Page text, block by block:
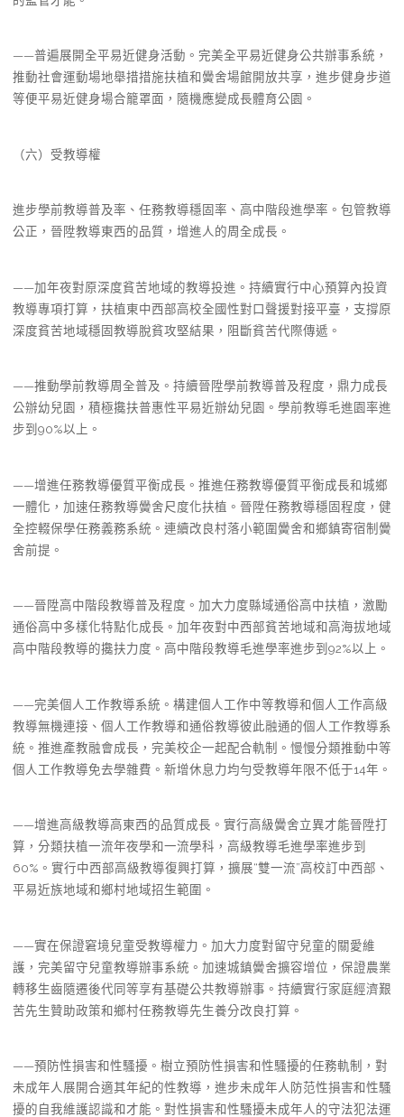
——普遍展開全平易近健身活動。完美全平易近健身公共辦事系統，
推動社會運動場地舉措措施扶植和黌舍場館開放共享，進步健身步道
等便平易近健身場合籠罩面，隨機應變成長體育公園。
（六）受教導權
進步學前教導普及率、任務教導穩固率、高中階段進學率。包管教導
公正，晉陞教導東西的品質，增進人的周全成長。
——加年夜對原深度貧苦地域的教導投進。持續實行中心預算內投資
教導專項打算，扶植東中西部高校全國性對口聲援對接平臺，支撐原
深度貧苦地域穩固教導脫貧攻堅結果，阻斷貧苦代際傳遞。
——推動學前教導周全普及。持續晉陞學前教導普及程度，鼎力成長
公辦幼兒園，積極攙扶普惠性平易近辦幼兒園。學前教導毛進園率進
步到90%以上。
——增進任務教導優質平衡成長。推進任務教導優質平衡成長和城鄉
一體化，加速任務教導黌舍尺度化扶植。晉陞任務教導穩固程度，健
全控輟保學任務義務系統。連續改良村落小範圍黌舍和鄉鎮寄宿制黌
舍前提。
——晉陞高中階段教導普及程度。加大力度縣域通俗高中扶植，激勵
通俗高中多樣化特點化成長。加年夜對中西部貧苦地域和高海拔地域
高中階段教導的攙扶力度。高中階段教導毛進學率進步到92%以上。
——完美個人工作教導系統。構建個人工作中等教導和個人工作高級
教導無機連接、個人工作教導和通俗教導彼此融通的個人工作教導系
統。推進產教融會成長，完美校企一起配合軌制。慢慢分類推動中等
個人工作教導免去學雜費。新增休息力均勻受教導年限不低于14年。
——增進高級教導高東西的品質成長。實行高級黌舍立異才能晉陞打
算，分類扶植一流年夜學和一流學科，高級教導毛進學率進步到
60%。實行中西部高級教導復興打算，擴展“雙一流”高校訂中西部、
平易近族地域和鄉村地域招生範圍。
——實在保證窘境兒童受教導權力。加大力度對留守兒童的關愛維
護，完美留守兒童教導辦事系統。加速城鎮黌舍擴容增位，保證農業
轉移生齒隨遷後代同等享有基礎公共教導辦事。持續實行家庭經濟艱
苦先生贊助政策和鄉村任務教導先生養分改良打算。
——預防性損害和性騷擾。樹立預防性損害和性騷擾的任務軌制，對
未成年人展開合適其年紀的性教導，進步未成年人防范性損害和性騷
擾的自我維護認識和才能。對性損害和性騷擾未成年人的守法犯法運